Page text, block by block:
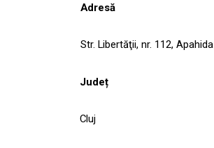
Adresă
Str. Libertăţii, nr. 112, Apahida
Județ
Cluj